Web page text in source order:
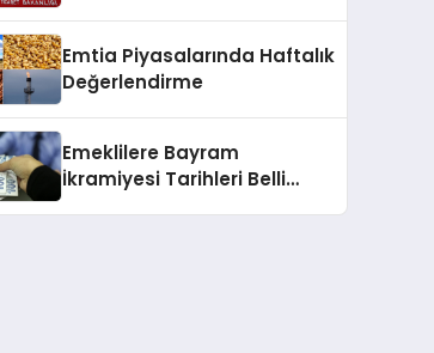
Emtia Piyasalarında Haftalık
Değerlendirme
Emeklilere Bayram
İkramiyesi Tarihleri Belli